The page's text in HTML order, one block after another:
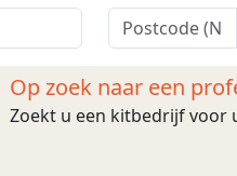
Op zoek naar een
Zoekt u een kitbedrijf voor